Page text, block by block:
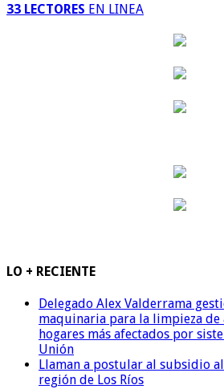
33 LECTORES EN LINEA
LO + RECIENTE
Delegado Alex Valderrama
maquinaria para la limpieza de
hogares más afectados por
Unión
Llaman a postular al subsidio
región de Los Ríos